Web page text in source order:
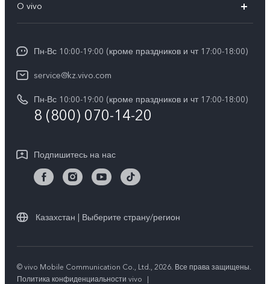
V30 5G
Y36
TWS 3e
Сервисные центры
Funtouch OS
IMEI аутентификация
Обновление системы
Запрос хода ремонта
O vivo
Пресс-центр
Карьера в vivo
Юридическая информация
Центр конфиденциальности vivo
Стабильность
Пн-Вс 10:00-19:00 (кроме праздников и чт 17:00-18:00)
service@kz.vivo.com
Пн-Вс 10:00-19:00 (кроме праздников и чт 17:00-18:00)
8 (800) 070-14-20
Подпишитесь на нас
Казахстан | Выберите страну/регион
© vivo Mobile Communication Co., Ltd., 2026. Все права защищены.
Политика конфиденциальности vivo
|